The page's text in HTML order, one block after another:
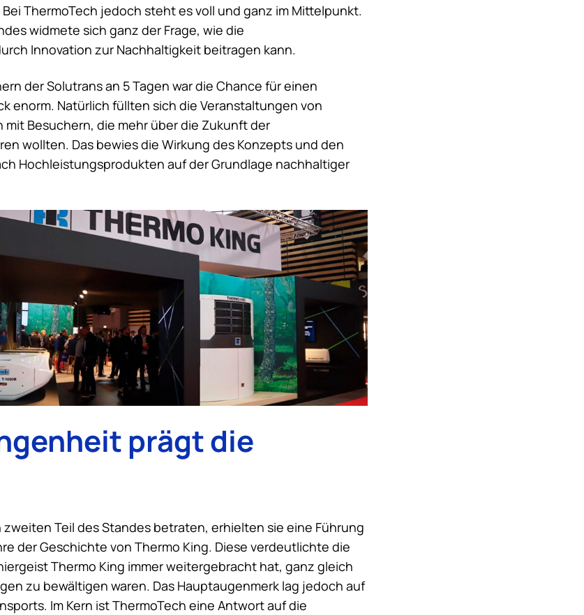
ThermoTech jedoch steht es voll und ganz im Mittelpunkt.
widmete sich ganz der Frage, wie die
Innovation zur Nachhaltigkeit beitragen kann.
der Solutrans an 5 Tagen war die Chance für einen
enorm. Natürlich füllten sich die Veranstaltungen von
mit Besuchern, die mehr über die Zukunft der
wollten. Das bewies die Wirkung des Konzepts und den
Hochleistungsprodukten auf der Grundlage nachhaltiger
prägt die
zweiten Teil des Standes betraten, erhielten sie eine Führung
der Geschichte von Thermo King. Diese verdeutlichte die
Thermo King immer weitergebracht hat, ganz gleich
zu bewältigen waren. Das Hauptaugenmerk lag jedoch auf
Im Kern ist ThermoTech eine Antwort auf die